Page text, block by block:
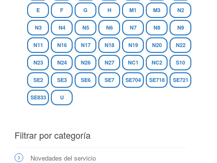
E F G H M1 M3 N2
N3 N4 N5 N6 N7 N8 N9
N11 N16 N17 N18 N19 N20 N22
N23 N24 N26 N27 NC1 NC2 S10
SE2 SE3 SE6 SE7 SE704 SE718 SE721
SE833 U
Filtrar por categoría
Novedades del servicio